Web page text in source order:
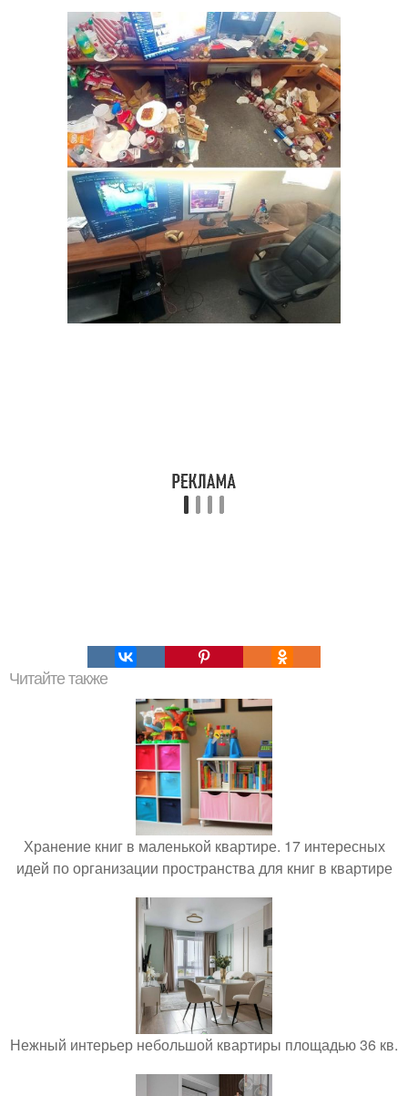
Читайте также
Хранение книг в маленькой квартире. 17 интересных
идей по организации пространства для книг в квартире
Нежный интерьер небольшой квартиры площадью 36 кв.